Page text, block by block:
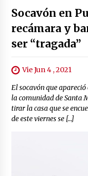
Socavón en
recámara y
ser “tragada”
Vie Jun 4 , 2021
El socavón que
la comunidad de Santa
tirar la casa que se
de este viernes se […]